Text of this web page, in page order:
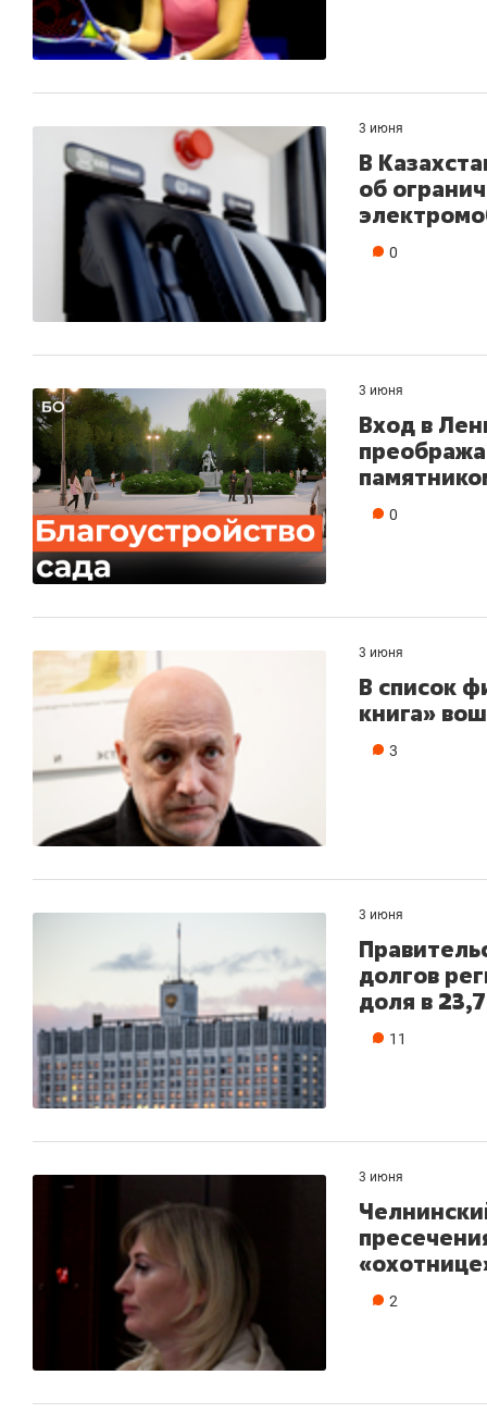
3 июня
В
об
0
3 июня
Вход в
0
3 июня
В список
книга»
3
3 июня
долгов
доля в
11
3 июня
2